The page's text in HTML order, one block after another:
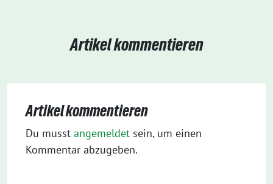
Artikel kommentieren
Artikel kommentieren
Du musst angemeldet sein, um einen
Kommentar abzugeben.